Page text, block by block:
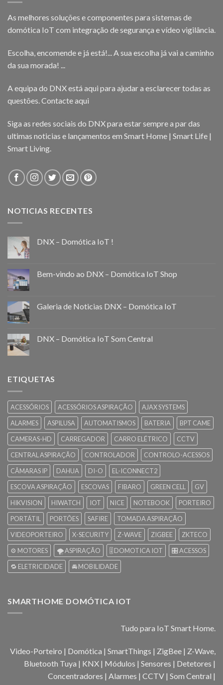
As melhores soluções e componentes para sistemas de
domótica IoT com integração de segurança e vídeo vigilância.
Escolha, encomende e já está!... A sua escolha já vai a caminho
da sua morada! ...
A equipa do DNX está aqui para ajudar a esclarecer todas as
questões. Contacte aqui
Siga as redes sociais do DNX para estar sempre a par das
ultimas noticias e lançamentos em Smart Home | Smart Life |
Smart Living.
NOTICIAS RECENTES
DNX – Domótica IoT !
Bem-vindo ao DNX – Domótica IoT Shop
Galeria de Noticias DNX – Domótica IoT
DNX – Domótica IoT Som Central
ETIQUETAS
ACESSÓRIOS ACESSÓRIOS ASPIRAÇÃO
AJAX SYSTEMS
ALARMES
ASPILUSA AUTOMATISMOS BATERIA
BPT CAME
CAMERAS-HD
CARREGADOR CARRO ELÉTRICO
CCTV
CENTRAL ASPIRAÇÃO
CONTROLADOR
CONTROLO-ACESSOS
CÂMARAS IP
DAHUA DI-O
EL-ICONNECT2
ESCOVA ASPIRAÇÃO
ESCOVAS FIBARO GREEN CELL
GV
HIKVISION
HIWATCH IOT NICE NOTEBOOK
PORTEIRO
PORTÁTIL
PORTÕES SAFIRE
TOMADA ASPIRAÇÃO
VIDEOPORTEIRO
X-SECURITY Z-WAVE ZIGBEE
ZKTECO
⚙️ MOTORES
🌪️ ASPIRAÇÃO 🎚️ DOMOTICA IOT
🎛️ ACESSOS
🔁 ELETRICIDADE
🚘 MOBILIDADE
SMARTHOME DOMÓTICA IOT
Tudo para IoT Smart Home.
Video-Porteiro | Domótica | SmartThings | ZigBee | Z-Wave,
Bluetooth Tuya | KNX | Módulos | Sensores | Detetores |
Concentradores | Alarmes | CCTV | Som Central |